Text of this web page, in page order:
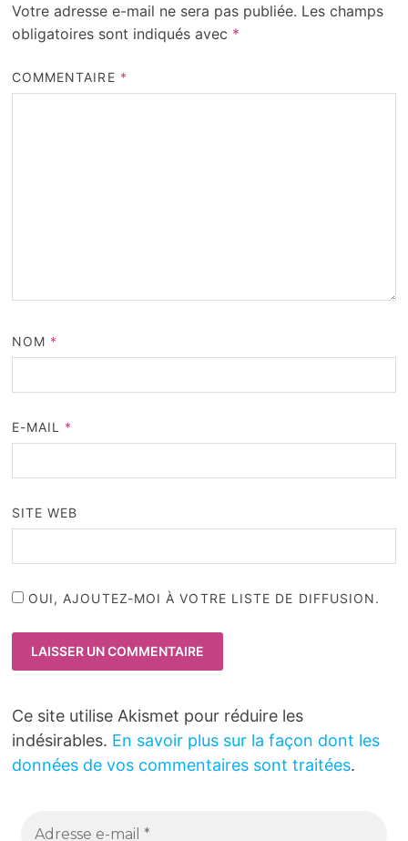
Votre adresse e-mail ne sera pas publiée. Les champs
obligatoires sont indiqués avec *
COMMENTAIRE *
NOM *
E-MAIL *
SITE WEB
OUI, AJOUTEZ-MOI À VOTRE LISTE DE DIFFUSION.
Ce site utilise Akismet pour réduire les
indésirables. En savoir plus sur la façon dont les
données de vos commentaires sont traitées.